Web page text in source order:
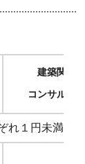
建築関係
コンサルタ
れ１円未満切